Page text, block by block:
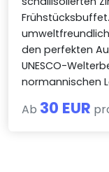
den perfekten
UNESCO-
normannischen
Ab 30 EUR